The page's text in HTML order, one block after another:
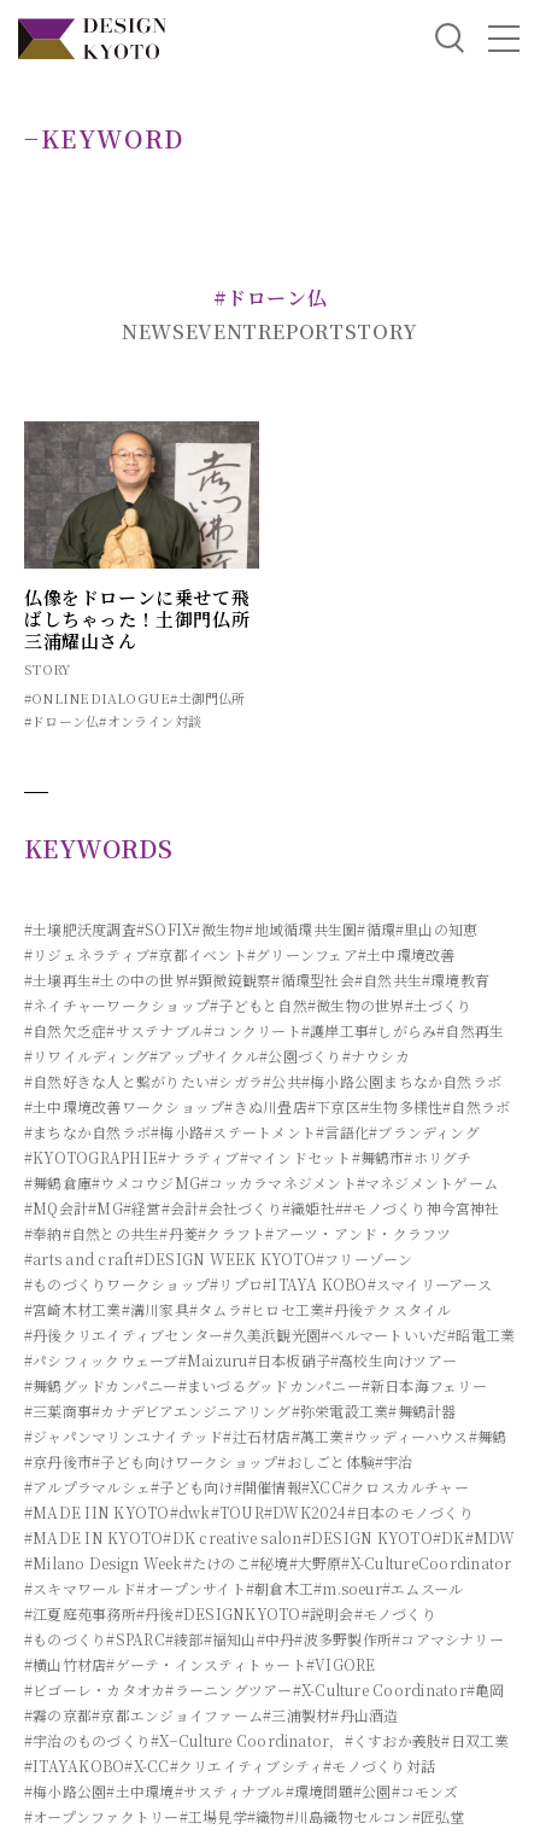
−KEYWORD
#ドローン仏
NEWSEVENTREPORTSTORY
仏像をドローンに乗せて飛
ばしちゃった！土御門仏所
三浦耀山さん
STORY
#ONLINEDIALOGUE#土御門仏所
#ドローン仏#オンライン対談
KEYWORDS
#土壌肥沃度調査#SOFIX#微生物#地域循環共生圏#循環#里山の知恵
#リジェネラティブ#京都イベント#グリーンフェア#土中環境改善
#土壌再生#土の中の世界#顕微鏡観察#循環型社会#自然共生#環境教育
#ネイチャーワークショップ#子どもと自然#微生物の世界#土づくり
#自然欠乏症#サステナブル#コンクリート#護岸工事#しがらみ#自然再生
#リワイルディング#アップサイクル#公園づくり #ナウシカ
#自然好きな人と繋がりたい#シガラ#公共#梅小路公園まちなか自然ラボ
#土中環境改善ワークショップ#きぬ川畳店#下京区#生物多様性#自然ラボ
#まちなか自然ラボ#梅小路#ステートメント#言語化#ブランディング
#KYOTOGRAPHIE#ナラティブ#マインドセット#舞鶴市#ホリグチ
#舞鶴倉庫#ウメコウジMG#コッカラマネジメント#マネジメントゲーム
#MQ会計#MG#経営#会計#会社づくり#織姫社##モノづくり神今宮神社
#奉納#自然との共生#丹菱#クラフト#アーツ・アンド・クラフツ
#arts and craft#DESIGN WEEK KYOTO#フリーゾーン
#ものづくりワークショップ#リプロ#ITAYA KOBO#スマイリーアース
#宮崎木材工業#溝川家具#タムラ#ヒロセ工業#丹後テクスタイル
#丹後クリエイティブセンター#久美浜観光園#ベルマートいいだ#昭電工業
#パシフィックウェーブ#Maizuru#日本板硝子#高校生向けツアー
#舞鶴グッドカンパニー#まいづるグッドカンパニー#新日本海フェリー
#三葉商事#カナデビアエンジニアリング#弥栄電設工業#舞鶴計器
#ジャパンマリンユナイテッド#辻石材店#萬工業#ウッディーハウス#舞鶴
#京丹後市#子ども向けワークショップ#おしごと体験#宇治
#アルプラマルシェ#子ども向け#開催情報#XCC#クロスカルチャー
#MADE IIN KYOTO#dwk#TOUR#DWK2024#日本のモノづくり
#MADE IN KYOTO#DK creative salon#DESIGN KYOTO#DK#MDW
#Milano Design Week#たけのこ#秘境#大野原#X-CultureCoordinator
#スキマワールド#オープンサイト#朝倉木工#m.soeur#エムスール
#江夏庭苑事務所#丹後#DESIGNKYOTO#説明会#モノづくり
#ものづくり#SPARC#綾部#福知山#中丹#波多野製作所#コアマシナリー
#横山竹材店#ゲーテ・インスティトゥート#VIGORE
#ビゴーレ・カタオカ#ラーニングツアー#X-Culture Coordinator#亀岡
#霧の京都#京都エンジョイファーム#三浦製材#丹山酒造
#宇治のものづくり#X−Culture Coordinator， #くすおか義肢#日双工業
#ITAYAKOBO#X-CC#クリエイティブシティ#モノづくり対話
#梅小路公園#土中環境#サスティナブル#環境問題#公園#コモンズ
#オープンファクトリー#工場見学#織物#川島織物セルコン#匠弘堂